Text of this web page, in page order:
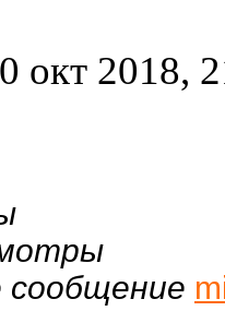
окт 2018,
сообщение